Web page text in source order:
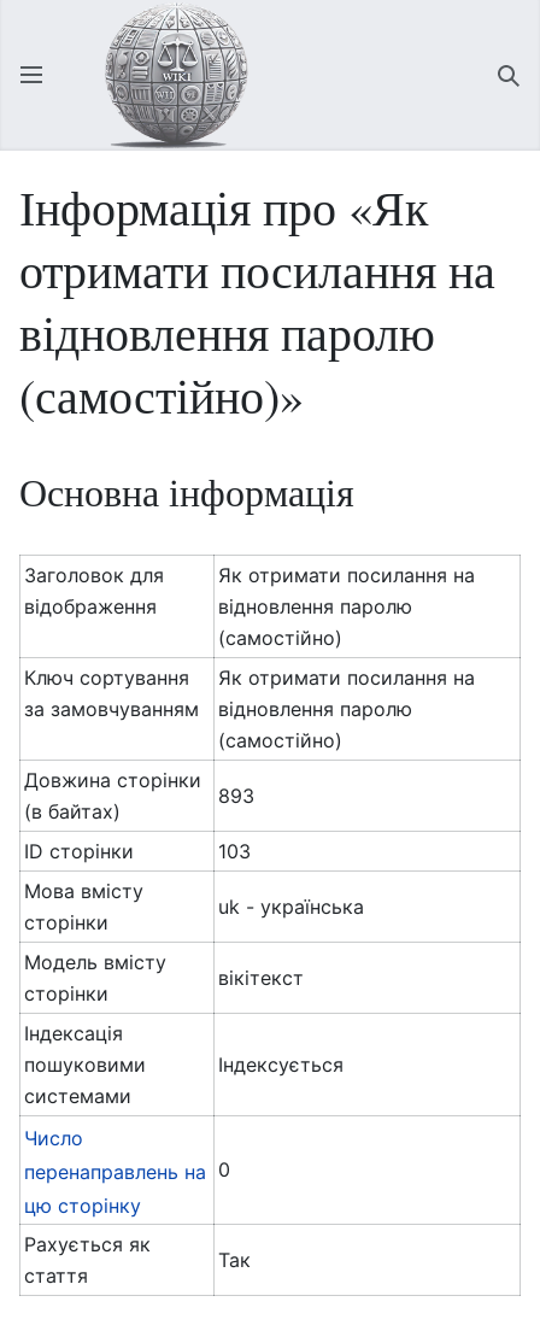
Відкрити головне меню
Інформація про «Як
отримати посилання на
відновлення паролю
(самостійно)»
Основна інформація
Заголовок для
відображення
Як отримати посилання на
відновлення паролю
(самостійно)
Ключ сортування
за замовчуванням
Як отримати посилання на
відновлення паролю
(самостійно)
Довжина сторінки
(в байтах)
893
ID сторінки
103
Мова вмісту
сторінки
uk - українська
Модель вмісту
сторінки
вікітекст
Індексація
пошуковими
системами
Індексується
Число
перенаправлень на
цю сторінку
0
Рахується як
стаття
Так